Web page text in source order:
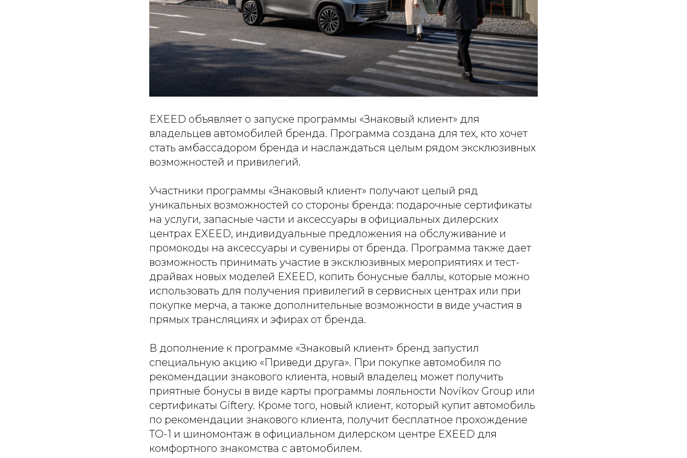
EXEED объявляет о запуске программы «Знаковый клиент» для
владельцев автомобилей бренда. Программа создана для тех, кто хочет
стать амбассадором бренда и наслаждаться целым рядом эксклюзивных
возможностей и привилегий.
Участники программы «Знаковый клиент» получают целый ряд
уникальных возможностей со стороны бренда: подарочные сертификаты
на услуги, запасные части и аксессуары в официальных дилерских
центрах EXEED, индивидуальные предложения на обслуживание и
промокоды на аксессуары и сувениры от бренда. Программа также дает
возможность принимать участие в эксклюзивных мероприятиях и тест-
драйвах новых моделей EXEED, копить бонусные баллы, которые можно
использовать для получения привилегий в сервисных центрах или при
покупке мерча, а также дополнительные возможности в виде участия в
прямых трансляциях и эфирах от бренда.
В дополнение к программе «Знаковый клиент» бренд запустил
специальную акцию «Приведи друга». При покупке автомобиля по
рекомендации знакового клиента, новый владелец может получить
приятные бонусы в виде карты программы лояльности Novikov Group или
сертификаты Giftery. Кроме того, новый клиент, который купит автомобиль
по рекомендации знакового клиента, получит бесплатное прохождение
ТО-1 и шиномонтаж в официальном дилерском центре EXEED для
комфортного знакомства с автомобилем.